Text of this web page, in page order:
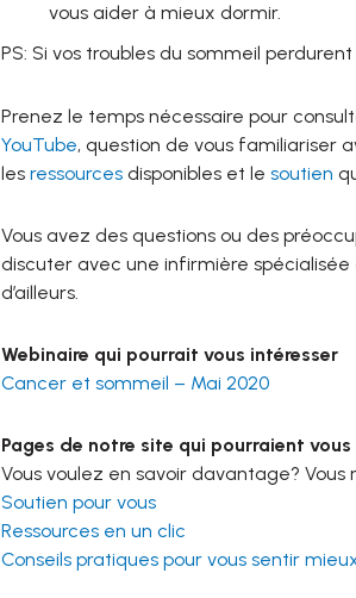
vous aider à mieux dormir.
PS: Si vos troubles du sommeil
Prenez le temps nécessaire pour
YouTube, question de vous familiariser
les ressourcesdisponibles et le soutien
Vous avez des questions ou des
discuter avec une infirmière spécialisée
d’ailleurs.
Webinaire qui pourrait vous intéresser
Cancer et sommeil – Mai 2020
Pages de notre site qui pourraient vous
Vous voulez en savoir davantage? Vous
Soutien pour vous
Ressources en un clic
Conseils pratiques pour vous sentir